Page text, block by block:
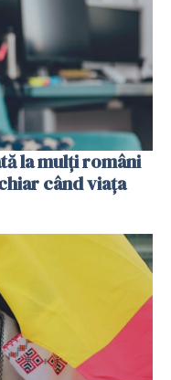
la mulți români
când viața